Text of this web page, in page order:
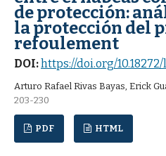
de protección:
la protección del
refoulement
DOI:https://doi.org/10.18272/
Arturo Rafael Rivas Bayas, Erick
203-230
PDF HTML